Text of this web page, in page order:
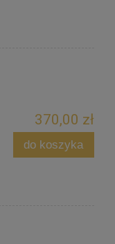
370,00 zł
do koszyka